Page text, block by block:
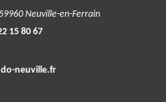
Neuville-en-Ferrain
15 80 67
neuville.fr